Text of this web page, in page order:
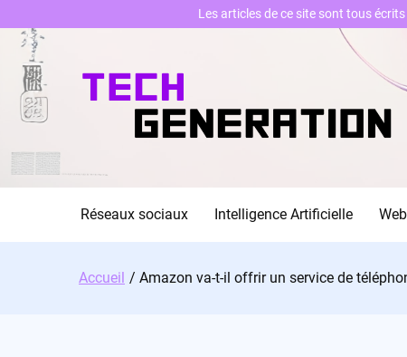
Skip
content
Réseaux sociaux Intelligence Artificielle
Accueil Amazon va-t-il offrir un service de
Les articles de ce site sont tous